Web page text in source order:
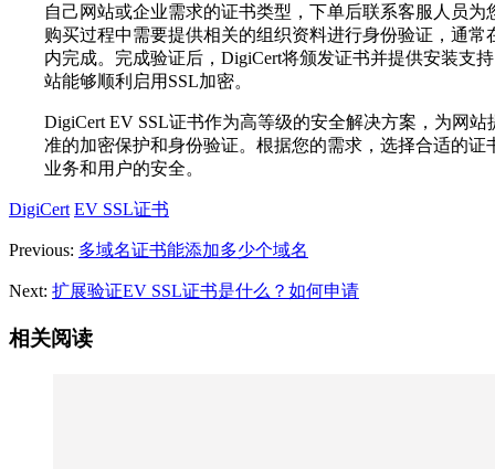
自己网站或企业需求的证书类型，下单后联系客服人员为
购买过程中需要提供相关的组织资料进行身份验证，通常
内完成。完成验证后，DigiCert将颁发证书并提供安装支
站能够顺利启用SSL加密。
DigiCert EV SSL证书作为高等级的安全解决方案，为网站
准的加密保护和身份验证。根据您的需求，选择合适的证
业务和用户的安全。
DigiCert EV SSL证书
Previous: 多域名证书能添加多少个域名
Next: 扩展验证EV SSL证书是什么？如何申请
相关阅读